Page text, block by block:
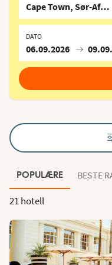
Cape Town, Sør-
DATO
06.09.2026
POPULÆRE BESTE
21 hotell